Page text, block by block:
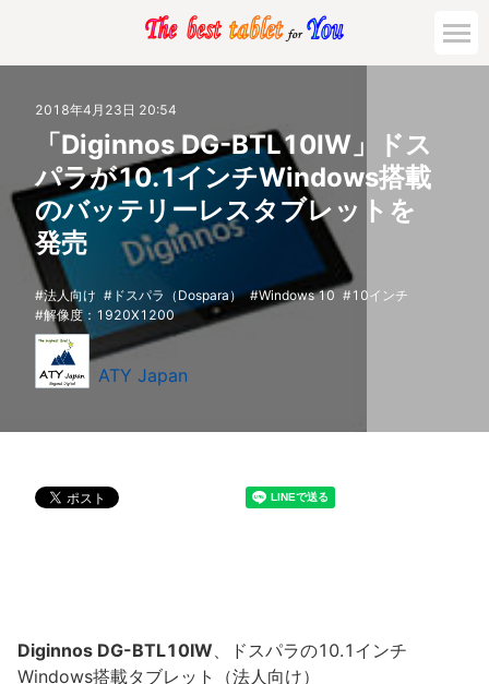
2018年4月23日 20:54
「Diginnos DG-BTL10IW」ドス
パラが10.1インチWindows搭載
のバッテリーレスタブレットを
発売
法人向け ドスパラ（Dospara） Windows 10
10インチ
解像度：1920X1200
ATY Japan
Diginnos DG-BTL10IW、ドスパラの10.1インチ
Windows搭載タブレット（法人向け）